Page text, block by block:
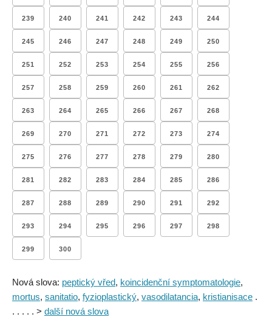
239 240 241 242 243 244
245 246 247 248 249 250
251 252 253 254 255 256
257 258 259 260 261 262
263 264 265 266 267 268
269 270 271 272 273 274
275 276 277 278 279 280
281 282 283 284 285 286
287 288 289 290 291 292
293 294 295 296 297 298
299 300
Nová slova: peptický vřed, koincidenční symptomatologie,
mortus, sanitatio, fyzioplastický, vasodilatancia, kristianisace .
. . . . . > další nová slova